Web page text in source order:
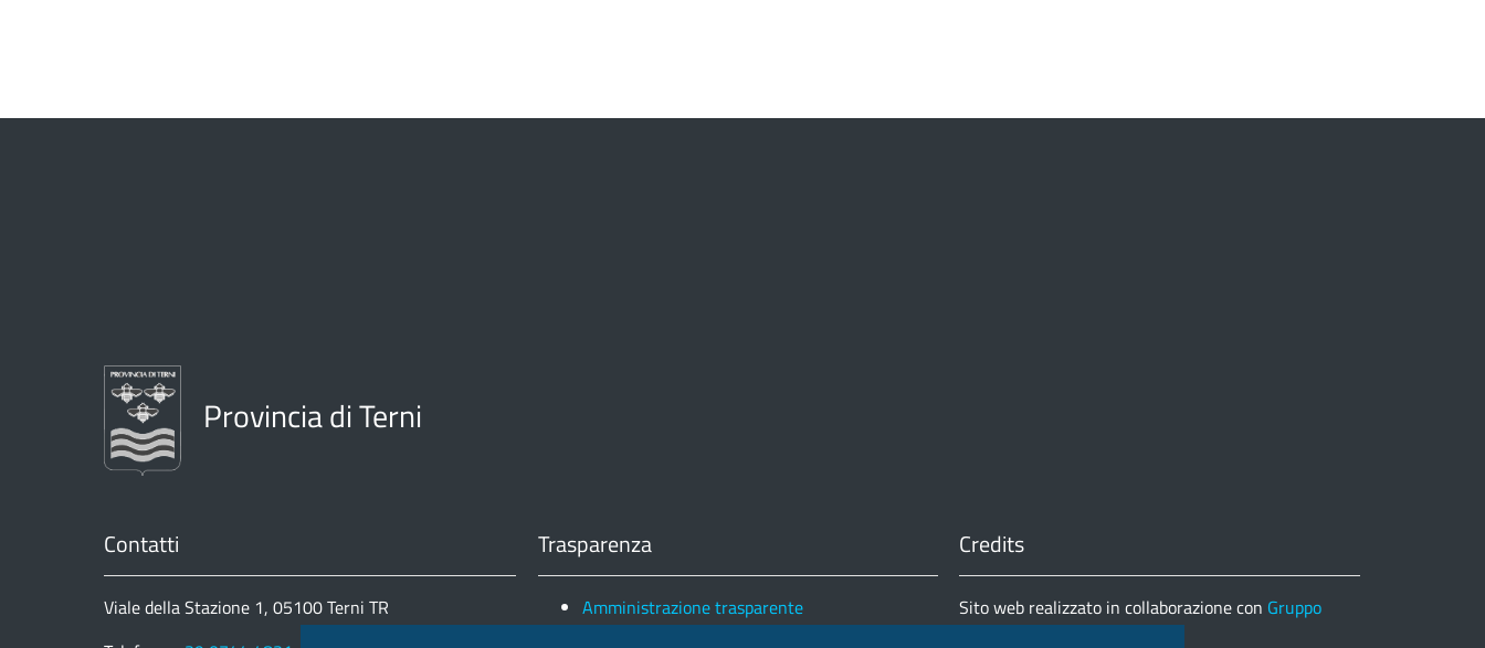
Provincia di Terni
Contatti
Viale della Stazione 1, 05100 Terni TR
Trasparenza
Amministrazione trasparente
Note legali e copyright
Credits
Sito web realizzato in collaborazione con Gruppo
Finmatica